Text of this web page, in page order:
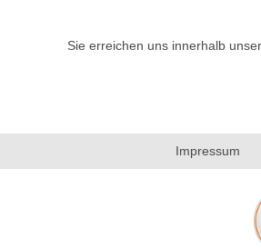
Sie erreichen uns innerhalb
Impressum